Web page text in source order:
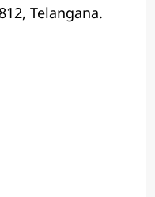
Telangana.